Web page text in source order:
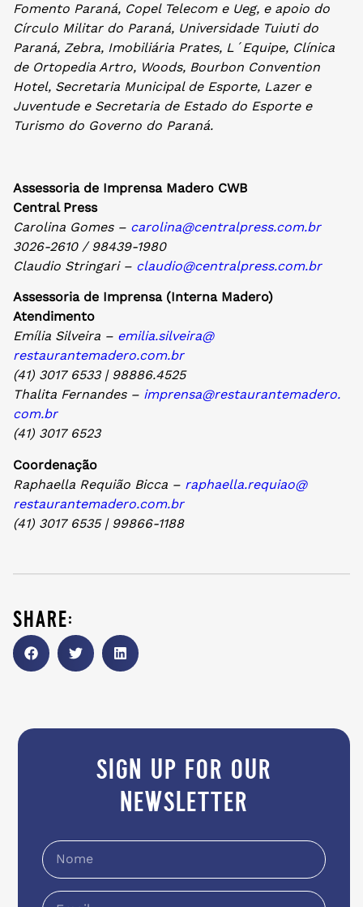
Fomento Paraná, Copel Telecom e Ueg, e apoio do
Círculo Militar do Paraná, Universidade Tuiuti do
Paraná, Zebra, Imobiliária Prates, L´Equipe, Clínica
de Ortopedia Artro, Woods, Bourbon Convention
Hotel, Secretaria Municipal de Esporte, Lazer e
Juventude e Secretaria de Estado do Esporte e
Turismo do Governo do Paraná.
Assessoria de Imprensa Madero CWB
Central Press
Carolina Gomes – carolina@centralpress.com.br
3026-2610 / 98439-1980
Claudio Stringari – claudio@centralpress.com.br
Assessoria de Imprensa (Interna Madero)
Atendimento
Emília Silveira – emilia.silveira@
restaurantemadero.com.br
(41) 3017 6533 | 98886.4525
Thalita Fernandes – imprensa@restaurantemadero.
com.br
(41) 3017 6523
Coordenação
Raphaella Requião Bicca – raphaella.requiao@
restaurantemadero.com.br
(41) 3017 6535 | 99866-1188
share:
sign up for our
newsletter